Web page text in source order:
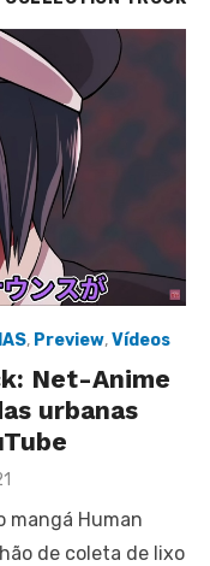
, Preview,Vídeos
Net-Anime
urbanas
mangá Human
de coleta de lixo